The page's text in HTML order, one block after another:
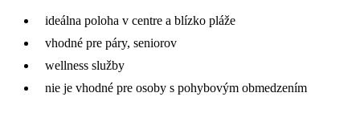
ideálna poloha v centre a blízko pláže
vhodné pre páry, seniorov
wellness služby
nie je vhodné pre osoby s pohybovým obmedzením